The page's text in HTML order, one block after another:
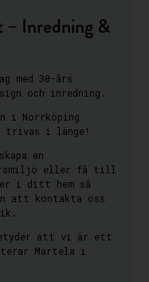
– Inredning &
med 30-års
och inredning.
i Norrköping
trivas i länge!
en
eller få till
i ditt hem så
att kontakta oss
att vi är ett
Martela i